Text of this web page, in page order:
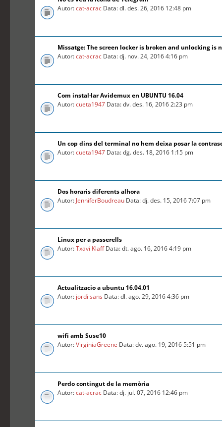
Autor:cat-acrac Data: dl. des. 26, 2016 12:48 pm
Missatge: The screen locker is broken and unlocking is
Autor:cat-acrac Data: dj. nov. 24, 2016 4:16 pm
Com instal·lar Avidemux en UBUNTU 16.04
Autor:cueta1947 Data: dv. des. 16, 2016 2:23 pm
Un cop dins del terminal no hem deixa posar la
Autor:cueta1947 Data: dg. des. 18, 2016 1:15 pm
Dos horaris diferents alhora
Autor: JenniferBoudreau Data: dj. des. 15, 2016 7:07 pm
Linux per a passerells
Autor:Txavi KlaffData: dt. ago. 16, 2016 4:19 pm
Actualitzacio a ubuntu 16.04.01
Autor: jordi sans Data: dl. ago. 29, 2016 4:36 pm
wifi amb Suse10
Autor:VirginiaGreene Data: dv. ago. 19, 2016 5:51 pm
Perdo contingut de la memòria
Autor:cat-acrac Data: dj. jul. 07, 2016 12:46 pm